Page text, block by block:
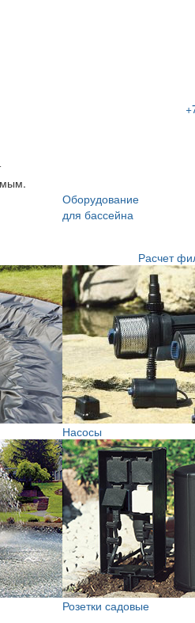
Оборудование
для бассейна
Расчет
Насосы
Розетки садовые